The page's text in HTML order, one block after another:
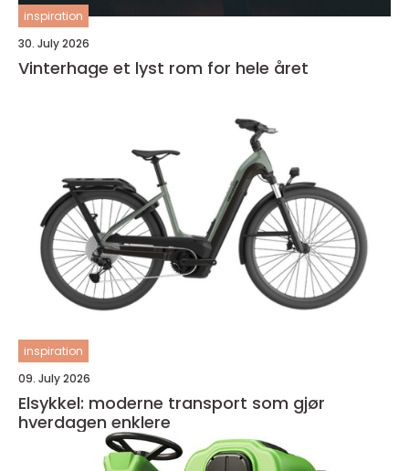
inspiration
30. July 2026
Vinterhage et lyst rom for hele året
inspiration
09. July 2026
Elsykkel: moderne transport som gjør
hverdagen enklere